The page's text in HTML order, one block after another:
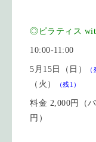
◎ピラティス
10:00-11:00
5月15日（日） （
（火）
（残1）
料金 2,000円（
円）